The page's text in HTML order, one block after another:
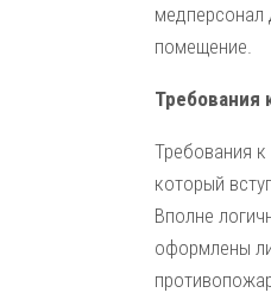
медперсонал
помещение.
Требования
Требования
который
Вполне
оформлены